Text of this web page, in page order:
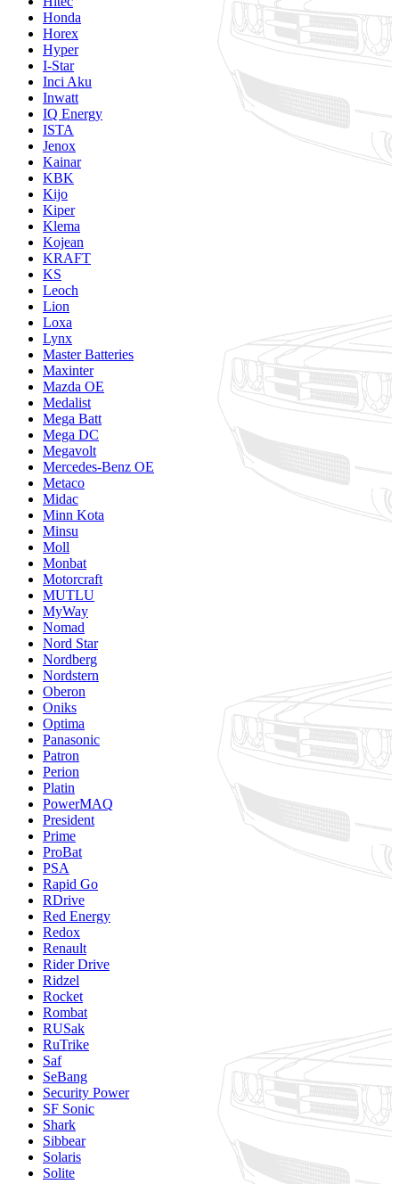
Honda
Horex
Hyper
I-Star
Inci Aku
Inwatt
IQ Energy
ISTA
Jenox
Kainar
KBK
Kijo
Kiper
Klema
Kojean
KRAFT
KS
Leoch
Lion
Loxa
Lynx
Master Batteries
Maxinter
Mazda OE
Medalist
Mega Batt
Mega DC
Megavolt
Mercedes-Benz OE
Metaco
Midac
Minn Kota
Minsu
Moll
Monbat
Motorcraft
MUTLU
MyWay
Nomad
Nord Star
Nordberg
Nordstern
Oberon
Oniks
Optima
Panasonic
Patron
Perion
Platin
PowerMAQ
President
Prime
ProBat
PSA
Rapid Go
RDrive
Red Energy
Redox
Renault
Rider Drive
Ridzel
Rocket
Rombat
RUSak
RuTrike
Saf
SeBang
Security Power
SF Sonic
Shark
Sibbear
Solaris
Solite